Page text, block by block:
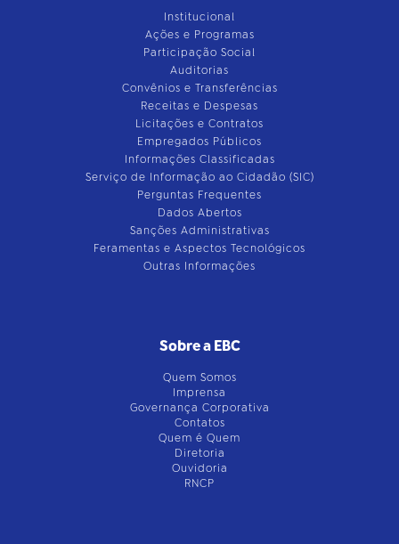
Institucional
Ações e Programas
Participação Social
Auditorias
Convênios e Transferências
Receitas e Despesas
Licitações e Contratos
Empregados Públicos
Informações Classificadas
Serviço de Informação ao Cidadão (SIC)
Perguntas Frequentes
Dados Abertos
Sanções Administrativas
Feramentas e Aspectos Tecnológicos
Outras Informações
Sobre a EBC
Quem Somos
Imprensa
Governança Corporativa
Contatos
Quem é Quem
Diretoria
Ouvidoria
RNCP